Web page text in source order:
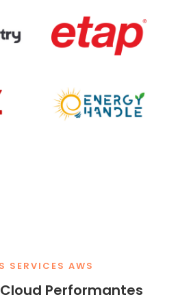
SERVICES AWS
Performantes